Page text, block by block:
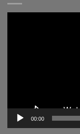
00:00